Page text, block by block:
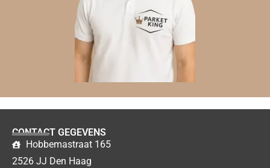
CONTACT GEGEVENS
Hobbemastraat 165
2526 JJ Den Haag